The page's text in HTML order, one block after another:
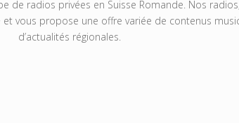
de radios privées en Suisse Romande. Nos
vous propose une offre variée de contenus
d’actualités régionales.